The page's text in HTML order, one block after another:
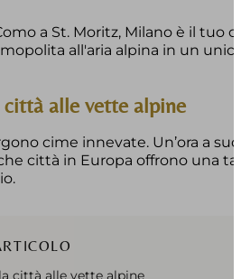
a St. Moritz, Milano è il tuo
all'aria alpina in un
alle vette alpine
cime innevate. Un’ora a
città in Europa offrono una